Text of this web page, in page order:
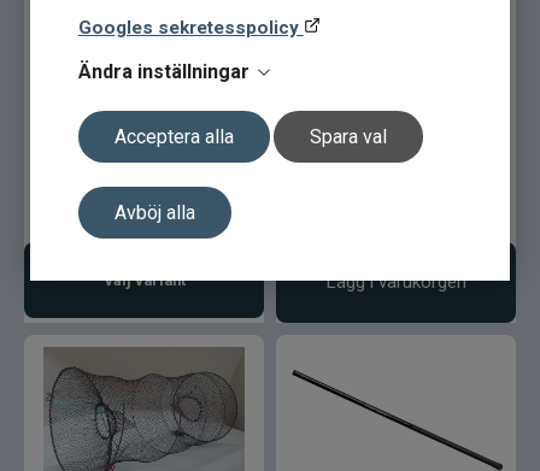
Googles sekretesspolicy
Ändra inställningar
Acceptera alla Spara val
Avböj alla
kr
Välj variant Lägg i varukorgen